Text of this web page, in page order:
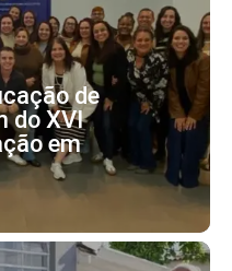
de
do XVI
em